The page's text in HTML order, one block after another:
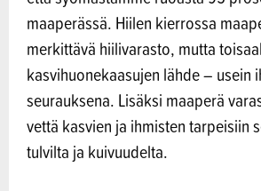
maaperässä. Hiilen kierrossa
merkittävä hiilivarasto, mutta
kasvihuonekaasujen lähde – usein
seurauksena. Lisäksi maaperä
vettä kasvien ja ihmisten tarpeisiin
tulvilta ja kuivuudelta.